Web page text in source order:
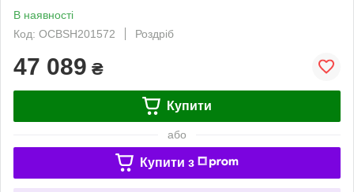
В наявності
Код: OCBSH201572
Роздріб
47 089 ₴
Купити
або
Купити з